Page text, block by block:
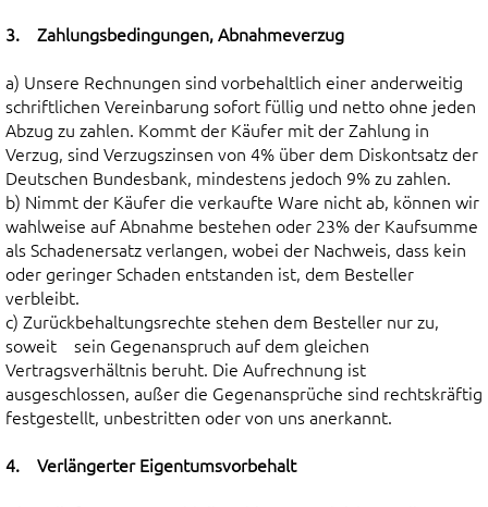
3. Zahlungsbedingungen, Abnahmeverzug
a) Unsere Rechnungen sind vorbehaltlich einer anderweitig
schriftlichen Vereinbarung sofort füllig und netto ohne jeden
Abzug zu zahlen. Kommt der Käufer mit der Zahlung in
Verzug, sind Verzugszinsen von 4% über dem Diskontsatz der
Deutschen Bundesbank, mindestens jedoch 9% zu zahlen.
b) Nimmt der Käufer die verkaufte Ware nicht ab, können wir
wahlweise auf Abnahme bestehen oder 23% der Kaufsumme
als Schadenersatz verlangen, wobei der Nachweis, dass kein
oder geringer Schaden entstanden ist, dem Besteller
verbleibt.
c) Zurückbehaltungsrechte stehen dem Besteller nur zu,
soweit sein Gegenanspruch auf dem gleichen
Vertragsverhältnis beruht. Die Aufrechnung ist
ausgeschlossen, außer die Gegenansprüche sind rechtskräftig
festgestellt, unbestritten oder von uns anerkannt.
4. Verlängerter Eigentumsvorbehalt